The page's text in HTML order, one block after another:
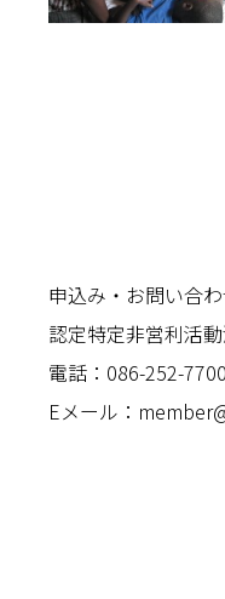
申込み・お問い合わ
認定特定非営利活
電話：086-252-7700
Eメール：